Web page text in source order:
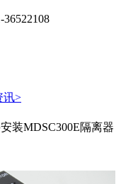
36522108
讯>
装MDSC300E隔离器